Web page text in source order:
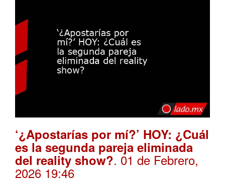
‘¿Apostarías por mí?’ HOY: ¿Cuál
es la segunda pareja eliminada
del reality show?. 01 de Febrero,
2026 19:46